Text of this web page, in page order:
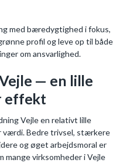
med bæredygtighed i fokus,
profil og leve op til både
om ansvarlighed.
— en lille
effekt
Vejle en relativt lille
værdi. Bedre trivsel, stærkere
og øget arbejdsmoral er
mange virksomheder i Vejle